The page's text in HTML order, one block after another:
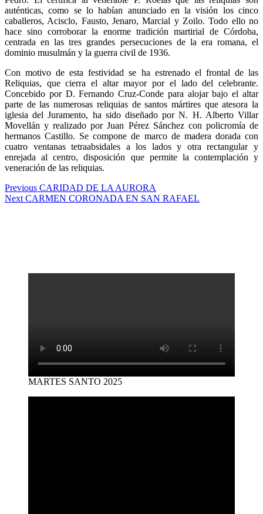
auténticas, como se lo habían anunciado en la visión los cinco
caballeros, Acisclo, Fausto, Jenaro, Marcial y Zoilo. Todo ello no
hace sino corroborar la enorme tradición martirial de Córdoba,
centrada en las tres grandes persecuciones de la era romana, el
dominio musulmán y la guerra civil de 1936.
Con motivo de esta festividad se ha estrenado el frontal de las
Reliquias, que cierra el altar mayor por el lado del celebrante.
Concebido por D. Fernando Cruz-Conde para alojar bajo el altar
parte de las numerosas reliquias de santos mártires que atesora la
iglesia del Juramento, ha sido diseñado por N. H. Alberto Villar
Movellán y realizado por Juan Pérez Sánchez con policromía de
hermanos Castillo. Se compone de marco de madera dorada con
cuatro ventanas tetraabsidales a los lados y otra rectangular y
enrejada al centro, disposición que permite la contemplación y
veneración de las reliquias.
Navegación
de
Previous Previous
post:
CARIDAD DE LA AURORA
Next Next
CARMEN CORONADA EN SAN RAFAEL
MARTES SANTO 2025